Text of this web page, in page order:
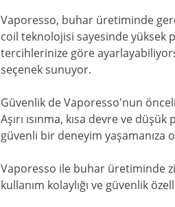
Vaporesso, buhar üretiminde
coil teknolojisi sayesinde yüksek
tercihlerinize göre
seçenek sunuyor.
Güvenlik de Vaporesso'nun
Aşırı ısınma, kısa devre ve
güvenli bir deneyim yaşamanıza
Vaporesso ile buhar üretiminde
kullanım kolaylığı ve güvenlik